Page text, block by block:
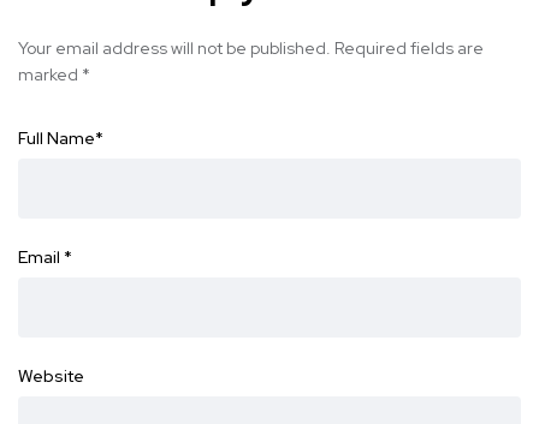
Your email address will not be published. Required fields are
marked *
Full Name*
Email *
Website